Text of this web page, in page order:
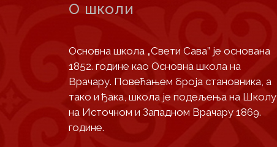
О школи
Основна школа „Свети Сава” је основана
1852. године као Основна школа на
Врачару. Повећањем броја становника, а
тако и ђака, школа је подељења на Школу
на Источном и Западном Врачару 1869.
године.